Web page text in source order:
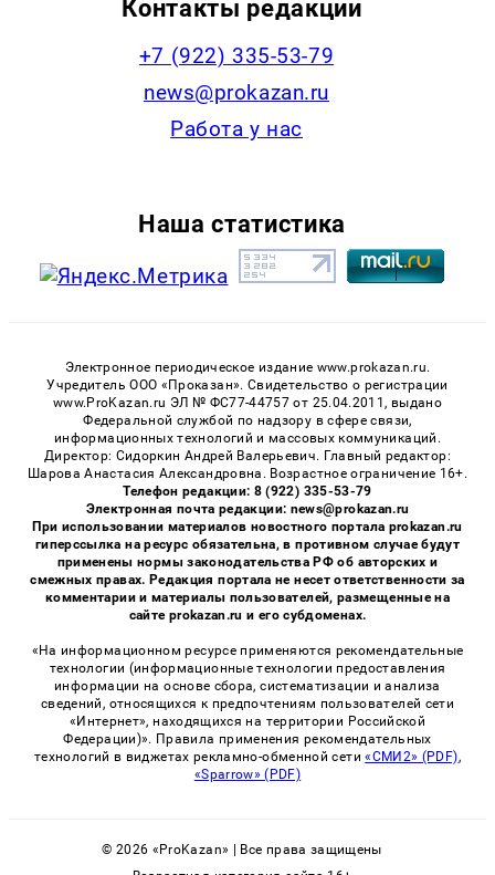
Контакты редакции
+7 (922) 335-53-79
news@prokazan.ru
Работа у нас
Наша статистика
Электронное периодическое издание www.prokazan.ru.
Учредитель ООО «Проказан». Cвидетельство о регистрации
www.ProKazan.ru ЭЛ № ФС77-44757 от 25.04.2011, выдано
Федеральной службой по надзору в сфере связи,
информационных технологий и массовых коммуникаций.
Директор: Сидоркин Андрей Валерьевич. Главный редактор:
Шарова Анастасия Александровна. Возрастное ограничение 16+.
Телефон редакции: 8 (922) 335-53-79
Электронная почта редакции: news@prokazan.ru
При использовании материалов новостного портала prokazan.ru
гиперссылка на ресурс обязательна, в противном случае будут
применены нормы законодательства РФ об авторских и
смежных правах. Редакция портала не несет ответственности за
комментарии и материалы пользователей, размещенные на
сайте prokazan.ru и его субдоменах.
«На информационном ресурсе применяются рекомендательные
технологии (информационные технологии предоставления
информации на основе сбора, систематизации и анализа
сведений, относящихся к предпочтениям пользователей сети
«Интернет», находящихся на территории Российской
Федерации)». Правила применения рекомендательных
технологий в виджетах рекламно-обменной сети«СМИ2» (PDF),
«Sparrow» (PDF)
© 2026 «ProKazan» | Все права защищены